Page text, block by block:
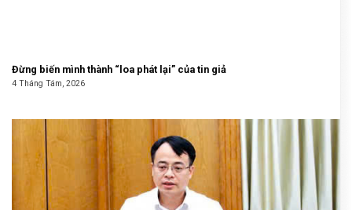
Đừng biến mình thành “loa phát lại” của tin giả
4 Tháng Tám, 2026